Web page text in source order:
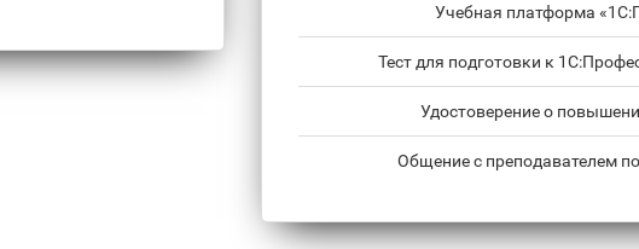
Учебная платформа
Тест для подготовки к
Удостоверение о
Общение с преподавателем